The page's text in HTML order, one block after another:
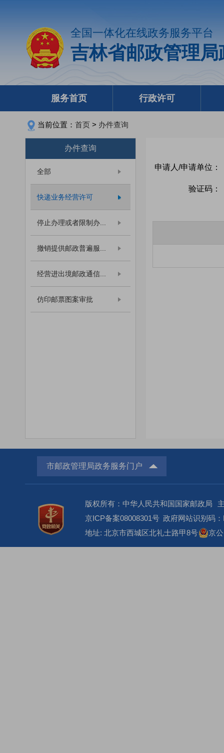
全国一体化在线政务服务平台
吉林省邮政管理
服务首页 行政许可
当前位置： 首页 > 办件查询
办件查询
全部
快递业务经营许可
停止办理或者限制办...
撤销提供邮政普遍服...
经营进出境邮政通信...
仿印邮票图案审批
申请人/申请单位：
验证码：
市邮政管理局政务服务门户
版权所有：中华人民共和国国家邮政局
京ICP备案08008301号 政府网站识别码
地址: 北京市西城区北礼士路甲8号
京